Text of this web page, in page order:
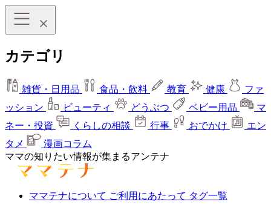
カテゴリ
雑貨・日用品 食品・飲料 教育 健康
ファ
ッション
ビューティ どうぶつ ベビー用品
マ
ネー・投資
くらしの相談 行事 おでかけ
エン
タメ
漫画コラム
ママの知りたい情報が集まるアンテナ
ママテナについて ご利用にあたって タグ一覧